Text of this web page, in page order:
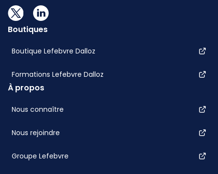
Boutiques
Boutique Lefebvre Dalloz
Formations Lefebvre Dalloz
À propos
Nous connaître
Nous rejoindre
Groupe Lefebvre